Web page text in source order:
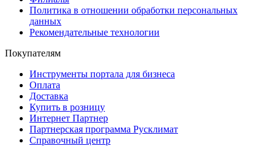
Политика в отношении обработки персональных
данных
Рекомендательные технологии
Покупателям
Инструменты портала для бизнеса
Оплата
Доставка
Купить в розницу
Интернет Партнер
Партнерская программа Русклимат
Справочный центр